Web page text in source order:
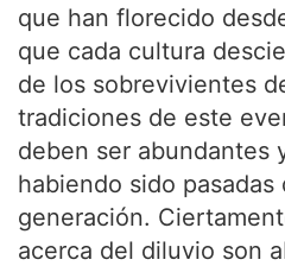
que han florecido
que cada cultura
de los sobrevivientes
tradiciones de este
deben ser abundantes
habiendo sido
generación.
acerca del diluvio son